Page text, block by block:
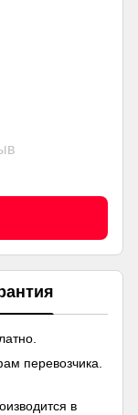
перевозчика.
в